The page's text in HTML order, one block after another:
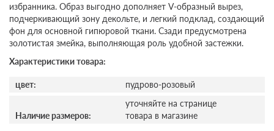
избранника. Образ выгодно дополняет V-образный вырез,
подчеркивающий зону декольте, и легкий подклад, создающий
фон для основной гипюровой ткани. Сзади предусмотрена
золотистая змейка, выполняющая роль удобной застежки.
Характеристики товара:
цвет: пудрово-розовый
Наличие размеров:
уточняйте на странице
товара в магазине